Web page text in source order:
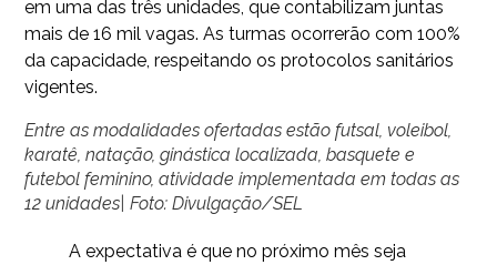
em uma das três unidades, que contabilizam juntas
mais de 16 mil vagas. As turmas ocorrerão com 100%
da capacidade, respeitando os protocolos sanitários
vigentes.
Entre as modalidades ofertadas estão futsal, voleibol,
karatê, natação, ginástica localizada, basquete e
futebol feminino, atividade implementada em todas as
12 unidades| Foto: Divulgação/SEL
A expectativa é que no próximo mês seja